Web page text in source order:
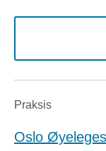
Praksis
Oslo